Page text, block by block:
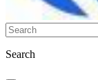
Search